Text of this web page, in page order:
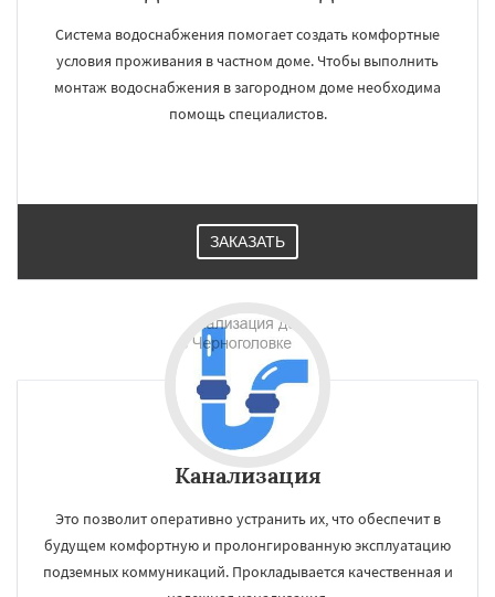
Система водоснабжения помогает создать комфортные
условия проживания в частном доме. Чтобы выполнить
монтаж водоснабжения в загородном доме необходима
помощь специалистов.
ЗАКАЗАТЬ
Канализация
Это позволит оперативно устранить их, что обеспечит в
будущем комфортную и пролонгированную эксплуатацию
подземных коммуникаций. Прокладывается качественная и